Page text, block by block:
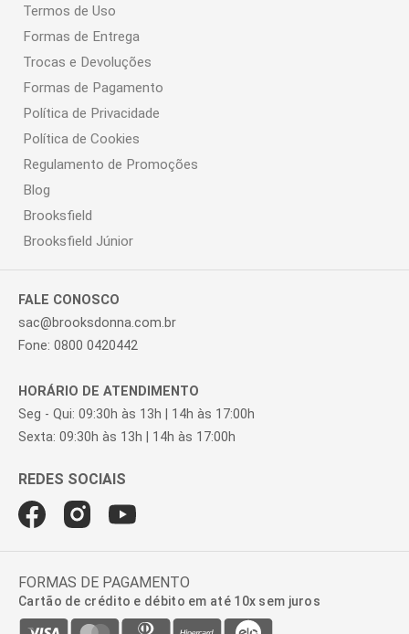
Termos de Uso
Formas de Entrega
Trocas e Devoluções
Formas de Pagamento
Política de Privacidade
Política de Cookies
Regulamento de Promoções
Blog
Brooksfield
Brooksfield Júnior
FALE CONOSCO
sac@brooksdonna.com.br
Fone: 0800 0420442
HORÁRIO DE ATENDIMENTO
Seg - Qui: 09:30h às 13h | 14h às 17:00h
Sexta: 09:30h às 13h | 14h às 17:00h
FORMAS DE PAGAMENTO
Cartão de crédito e débito em até 10x sem juros